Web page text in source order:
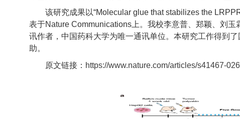
该研究成果以“Molecular glue that stabilizes the
表于Nature Communications上。我校李意普、郑颖、刘
讯作者，中国药科大学为唯一通讯单位。本研究工作得到
助。
原文链接： https://www.nature.com/articles/s41467-